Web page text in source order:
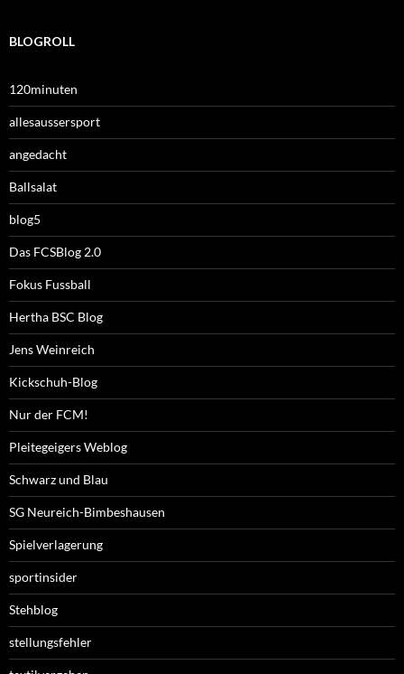
BLOGROLL
120minuten
allesaussersport
angedacht
Ballsalat
blog5
Das FCSBlog 2.0
Fokus Fussball
Hertha BSC Blog
Jens Weinreich
Kickschuh-Blog
Nur der FCM!
Pleitegeigers Weblog
Schwarz und Blau
SG Neureich-Bimbeshausen
Spielverlagerung
sportinsider
Stehblog
stellungsfehler